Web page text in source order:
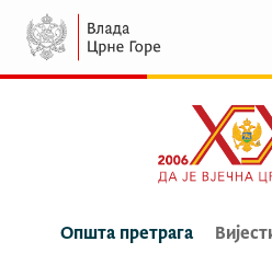
Општа претрага